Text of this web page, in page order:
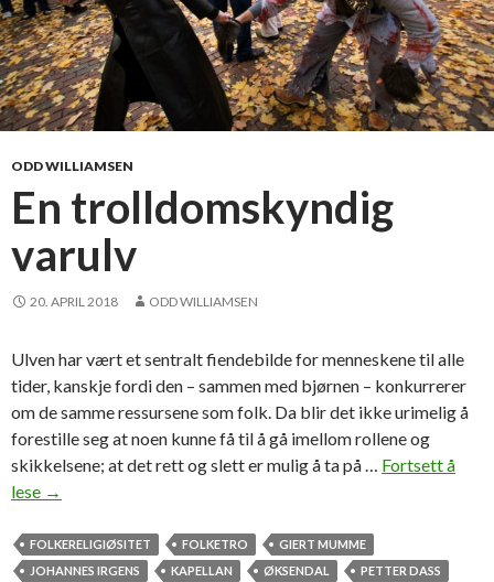
ODD WILLIAMSEN
En trolldomskyndig
varulv
20. APRIL 2018 ODD WILLIAMSEN
Ulven har vært et sentralt fiendebilde for menneskene til alle
tider, kanskje fordi den – sammen med bjørnen – konkurrerer
om de samme ressursene som folk. Da blir det ikke urimelig å
forestille seg at noen kunne få til å gå imellom rollene og
skikkelsene; at det rett og slett er mulig å ta på … Fortsett å
lese E
t
r
→
FOLKERELIGIØSITET FOLKETRO
GIERT MUMME
JOHANNES IRGENS
KAPELLAN ØKSENDAL
PETTER DASS